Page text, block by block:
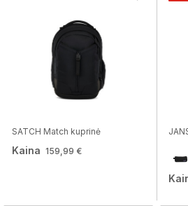
SATCH Match kuprinė
Kaina 159,99 €